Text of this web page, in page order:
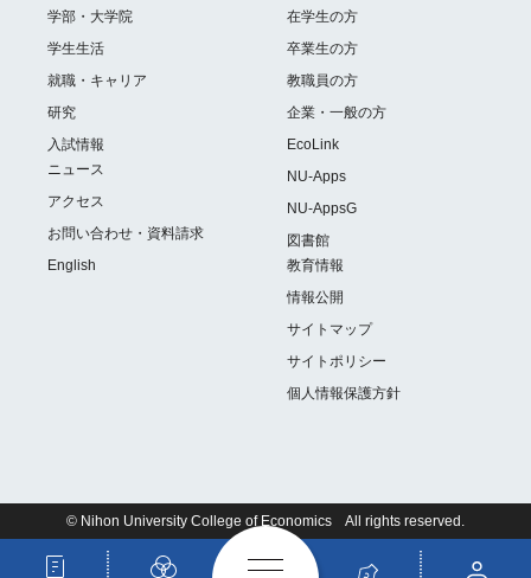
学部・大学院
学生生活
就職・キャリア
研究
入試情報
ニュース
アクセス
お問い合わせ・資料請求
English
在学生の方
卒業生の方
教職員の方
企業・一般の方
EcoLink
NU-Apps
NU-AppsG
図書館
教育情報
情報公開
サイトマップ
サイトポリシー
個人情報保護方針
© Nihon University College of Economics All rights reserved.